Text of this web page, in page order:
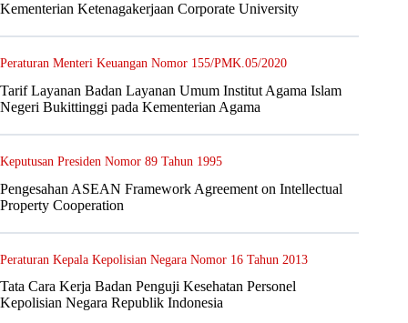
Kementerian Ketenagakerjaan Corporate University
Peraturan Menteri Keuangan Nomor 155/PMK.05/2020
Tarif Layanan Badan Layanan Umum Institut Agama Islam
Negeri Bukittinggi pada Kementerian Agama
Keputusan Presiden Nomor 89 Tahun 1995
Pengesahan ASEAN Framework Agreement on Intellectual
Property Cooperation
Peraturan Kepala Kepolisian Negara Nomor 16 Tahun 2013
Tata Cara Kerja Badan Penguji Kesehatan Personel
Kepolisian Negara Republik Indonesia